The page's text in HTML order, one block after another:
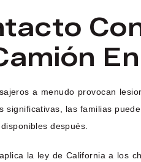
a menudo provocan
las familias
después.
la ley de California a los